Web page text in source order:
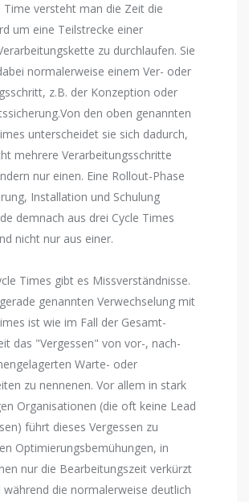
Time versteht man die Zeit die
um eine Teilstrecke einer
zu durchlaufen. Sie
normalerweise einem Ver- oder
z.B. der Konzeption oder
den oben genannten
unterscheidet sie sich dadurch,
mehrere Verarbeitungsschritte
nur einen. Eine Rollout-Phase
Installation und Schulung
demnach aus drei Cycle Times
nicht nur aus einer.
Times gibt es Missverständnisse.
genannten Verwechselung mit
ist wie im Fall der Gesamt-
das "Vergessen" von vor-, nach-
Warte- oder
zu nennenen. Vor allem in stark
Organisationen (die oft keine Lead
führt dieses Vergessen zu
Optimierungsbemühungen, in
nur die Bearbeitungszeit verkürzt
die normalerweise deutlich